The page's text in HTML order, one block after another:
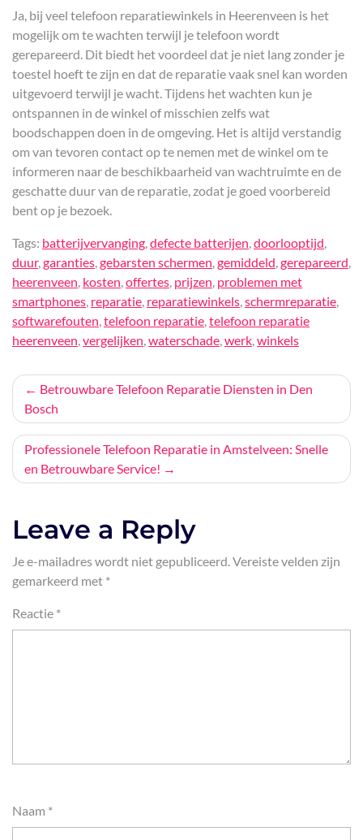
Ja, bij veel telefoon reparatiewinkels in Heerenveen is het
mogelijk om te wachten terwijl je telefoon wordt
gerepareerd. Dit biedt het voordeel dat je niet lang zonder je
toestel hoeft te zijn en dat de reparatie vaak snel kan worden
uitgevoerd terwijl je wacht. Tijdens het wachten kun je
ontspannen in de winkel of misschien zelfs wat
boodschappen doen in de omgeving. Het is altijd verstandig
om van tevoren contact op te nemen met de winkel om te
informeren naar de beschikbaarheid van wachtruimte en de
geschatte duur van de reparatie, zodat je goed voorbereid
bent op je bezoek.
Tags: batterijvervanging,defecte batterijen,doorlooptijd,
duur,garanties,gebarsten schermen,gemiddeld,gerepareerd,
heerenveen, kosten,offertes, prijzen, problemen met
smartphones, reparatie, reparatiewinkels,schermreparatie,
softwarefouten,telefoon reparatie,telefoon reparatie
heerenveen,vergelijken,waterschade,werk,winkels
Bericht
navigatie
Betrouwbare Telefoon Reparatie Diensten in Den
Bosch
Professionele Telefoon Reparatie in Amstelveen: Snelle
en Betrouwbare Service!
Leave a Reply
Je e-mailadres wordt niet gepubliceerd.Vereiste velden zijn
gemarkeerd met *
Reactie *
Naam *